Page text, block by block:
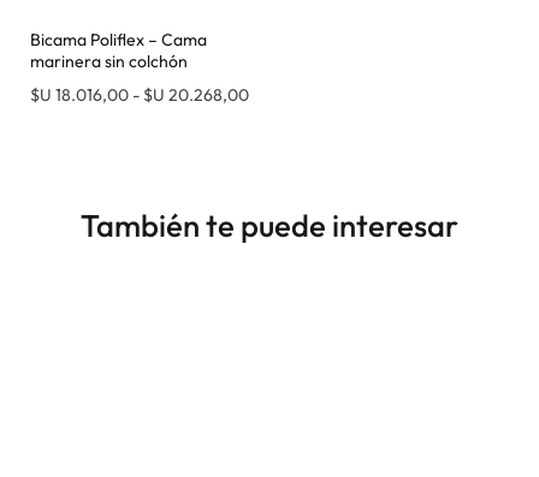
Bicama Poliflex – Cama
marinera sin colchón
$U 18.016,00 - $U 20.268,00
También te puede interesar